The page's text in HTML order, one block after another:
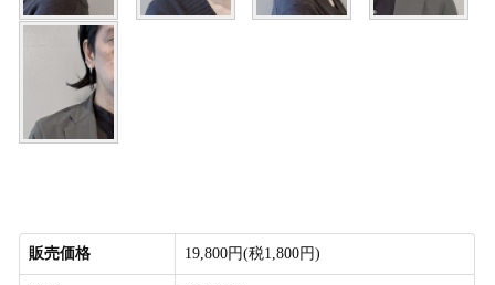
販売価格 19,800円(税1,800円)